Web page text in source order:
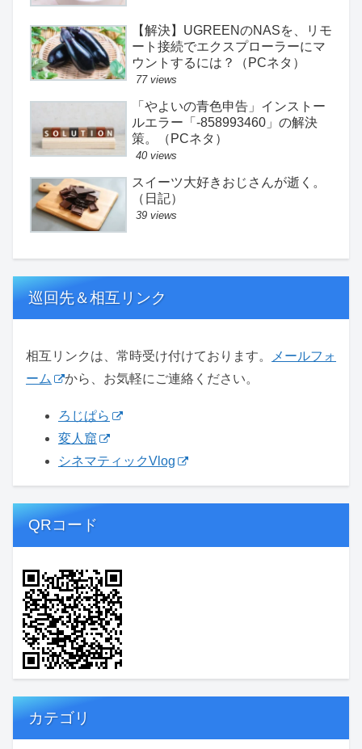
【解決】UGREENのNASを、リモ
ート接続でエクスプローラーにマ
ウントするには？（PCネタ）
77 views
「やよいの青色申告」インストー
ルエラー「-858993460」の解決
策。（PCネタ）
40 views
スイーツ大好きおじさんが逝く。
（日記）
39 views
巡回先＆相互リンク
相互リンクは、常時受け付けております。
メールフォ
ーム
から、お気軽にご連絡ください。
ろじぱら
変人窟
シネマティックVlog
QRコード
カテゴリ